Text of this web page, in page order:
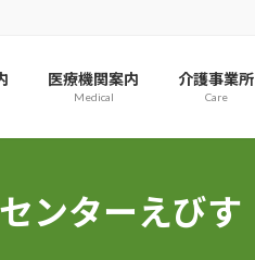
医療機関案内
Medical
介護事業所
Care
ンターえびす